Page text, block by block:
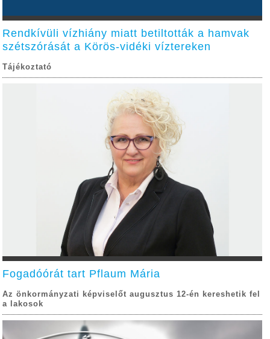
Rendkívüli vízhiány miatt betiltották a hamvak
szétszórását a Körös-vidéki víztereken
Tájékoztató
Fogadóórát tart Pflaum Mária
Az önkormányzati képviselőt augusztus 12-én kereshetik fel
a lakosok